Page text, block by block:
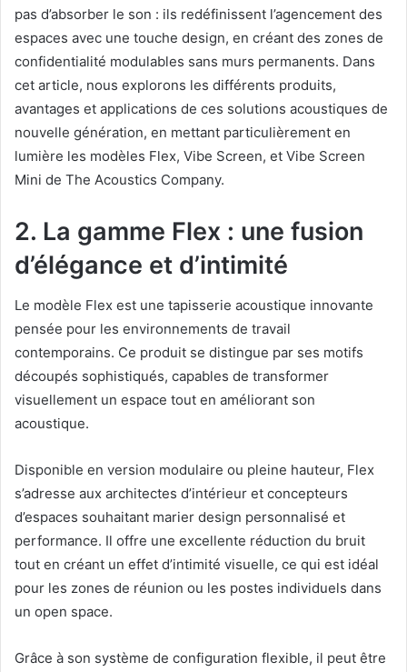
pas d’absorber le son : ils redéfinissent l’agencement des
espaces avec une touche design, en créant des zones de
confidentialité modulables sans murs permanents. Dans
cet article, nous explorons les différents produits,
avantages et applications de ces solutions acoustiques de
nouvelle génération, en mettant particulièrement en
lumière les modèles Flex, Vibe Screen, et Vibe Screen
Mini de The Acoustics Company.
2. La gamme Flex : une fusion
d’élégance et d’intimité
Le modèle Flex est une tapisserie acoustique innovante
pensée pour les environnements de travail
contemporains. Ce produit se distingue par ses motifs
découpés sophistiqués, capables de transformer
visuellement un espace tout en améliorant son
acoustique.
Disponible en version modulaire ou pleine hauteur, Flex
s’adresse aux architectes d’intérieur et concepteurs
d’espaces souhaitant marier design personnalisé et
performance. Il offre une excellente réduction du bruit
tout en créant un effet d’intimité visuelle, ce qui est idéal
pour les zones de réunion ou les postes individuels dans
un open space.
Grâce à son système de configuration flexible, il peut être